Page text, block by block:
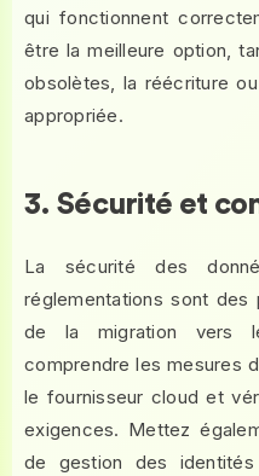
qui fonctionnent
être la meilleure option,
obsolètes, la réécriture
appropriée.
3. Sécurité et
La sécurité des
réglementations sont des
de la migration vers
comprendre les mesures
le fournisseur cloud et
exigences. Mettez
de gestion des